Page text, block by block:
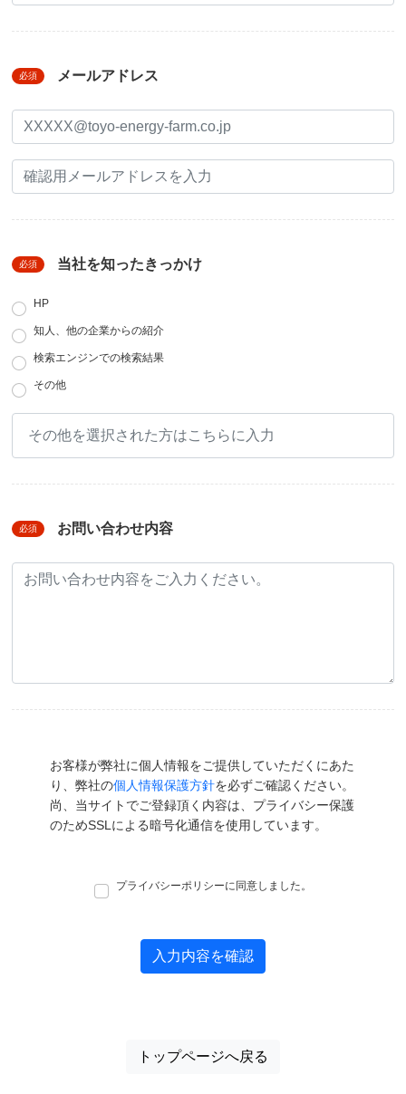
必須 メールアドレス
必須 当社を知ったきっかけ
HP
知人、他の企業からの紹介
検索エンジンでの検索結果
その他
必須 お問い合わせ内容
お客様が弊社に個人情報をご提供していただくにあた
り、弊社の個人情報保護方針を必ずご確認ください。
尚、当サイトでご登録頂く内容は、プライバシー保護
のためSSLによる暗号化通信を使用しています。
プライバシーポリシーに同意しました。
トップページへ戻る